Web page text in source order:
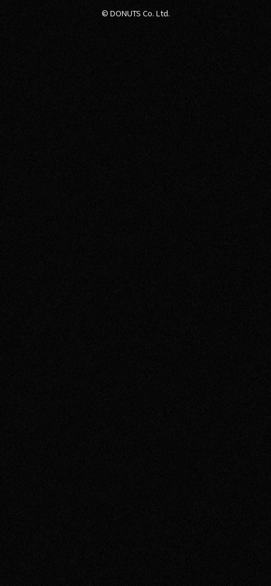
© DONUTS Co. Ltd.